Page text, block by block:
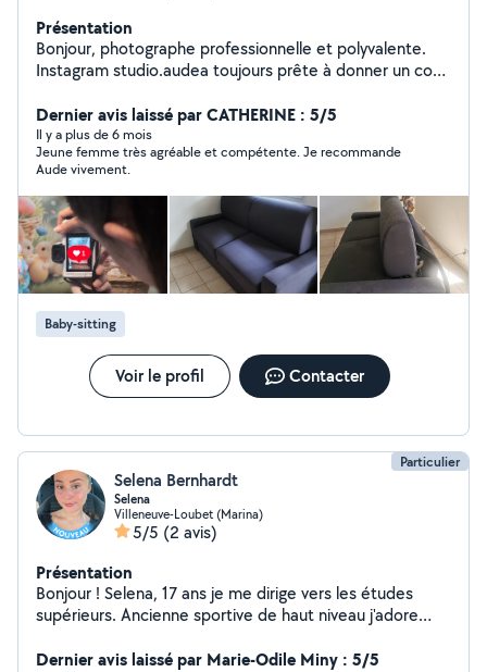
Présentation
Bonjour, photographe professionnelle et polyvalente.
Instagram studio.audea toujours prête à donner un coup
rbnb,
informatique,administratif,événements,babysitting,
nettoyage canapé/siége auto/tapis... Je loue également
mon nettoyeur shampouinneuse Bissel à la journée !
Dernier avis laissé par CATHERINE : 5/5
Il y a plus de 6 mois
Jeune femme très agréable et compétente. Je recommande
Aude vivement.
Baby-sitting
Voir le profil Contacter
Particulier
Selena Bernhardt
Selena
Villeneuve-Loubet (Marina)
5/5 (2 avis)
Présentation
Bonjour ! Selena, 17 ans je me dirige vers les études
supérieurs. Ancienne sportive de haut niveau j'adore
de 11 ans, j'ai l'habitude de m'occuper de lui ! Dans mon
Dernier avis laissé par Marie-Odile Miny : 5/5